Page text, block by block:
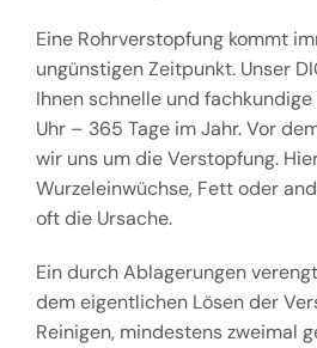
Eine Rohrverstopfung kommt
ungünstigen Zeitpunkt. Unser
Ihnen schnelle und
Uhr – 365 Tage im Jahr. Vor
wir uns um die Verstopfung.
Wurzeleinwüchse, Fett oder
oft die Ursache.
Ein durch Ablagerungen
dem eigentlichen Lösen der
Reinigen, mindestens zweimal